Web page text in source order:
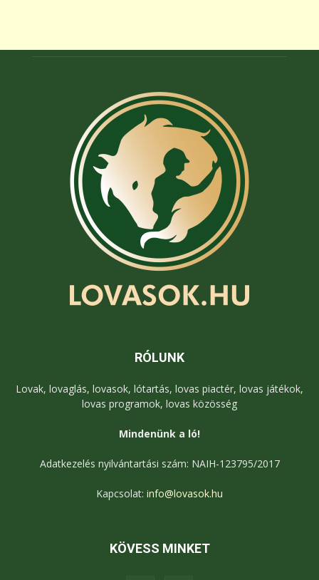
RÓLUNK
Lovak, lovaglás, lovasok, lótartás, lovas piactér, lovas játékok,
lovas programok, lovas közösség
Mindenünk a ló!
Adatkezelés nyilvántartási szám: NAIH-123795/2017
Kapcsolat: info@lovasok.hu
KÖVESS MINKET